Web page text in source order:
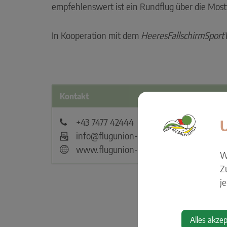
empfehlenswert ist ein Rundflug über die
In Kooperation mit dem
Kontakt
+43 7477 42444
info@flugunion-seitenstetten.at
www.flugunion-seitenstetten.at
Alles